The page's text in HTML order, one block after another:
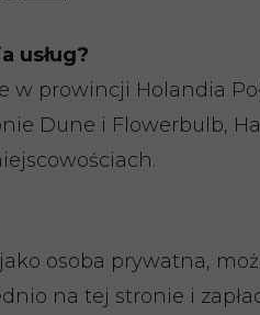
usług?
w prowincji Holandia
Dune i Flowerbulb,
osoba prywatna,
na tej stronie i